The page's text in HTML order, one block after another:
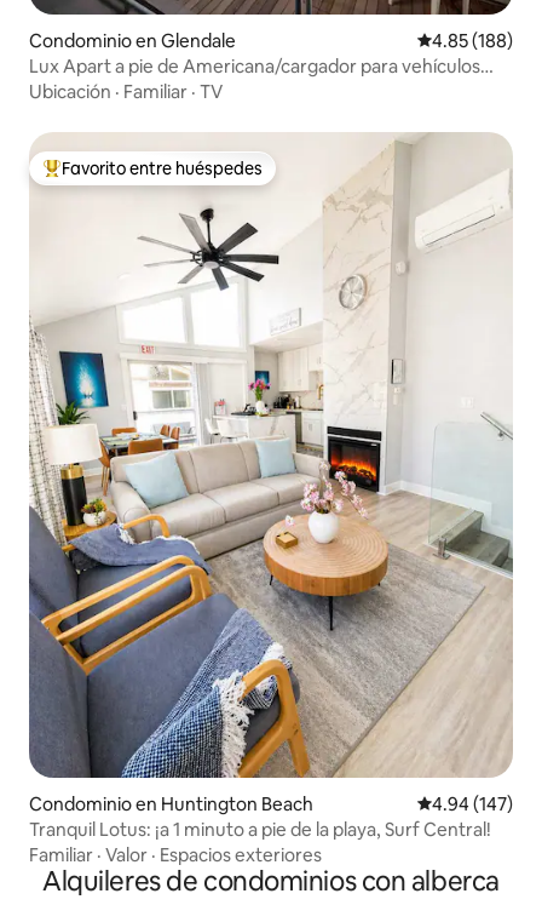
Condominio en Glendale Calificación
4.85 (188)
Lux Apart a pie de Americana/cargador para vehículos
eléctricos
Ubicación · Familiar · TV
De los mejores en Favorito entre huéspedes
Favorito entre huéspedes
Condominio en Huntington Beach Calificación
4.94 (147)
Tranquil Lotus: ¡a 1 minuto a pie de la playa, Surf Central!
Familiar · Valor · Espacios exteriores
Alquileres de condominios con alberca